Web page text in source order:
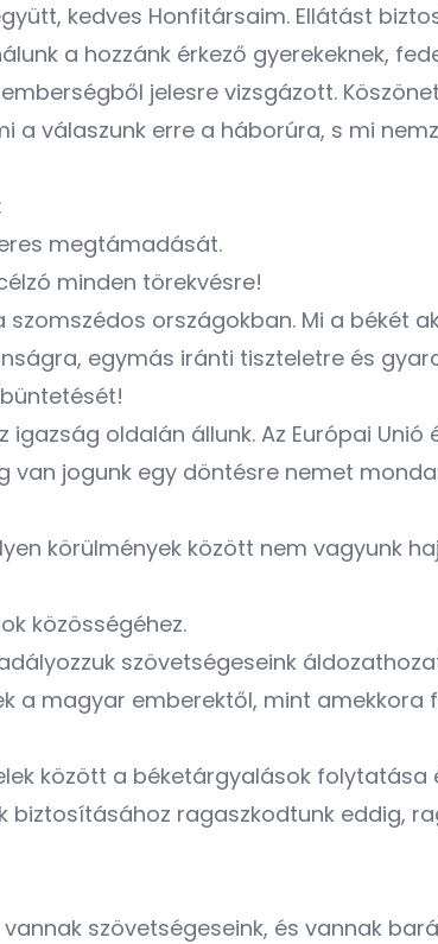
kedves Honfitársaim. Ellátást
a hozzánk érkező gyerekeknek,
jelesre vizsgázott.
a válaszunk erre a háborúra, s mi
megtámadását.
minden törekvésre!
országokban. Mi a békét
egymás iránti tiszteletre és
oldalán állunk. Az Európai Unió
van jogunk egy döntésre nemet
körülmények között nem vagyunk
közösségéhez.
szövetségeseink
a magyar emberektől, mint
között a béketárgyalások folytatása
biztosításához ragaszkodtunk eddig,
szövetségeseink, és vannak